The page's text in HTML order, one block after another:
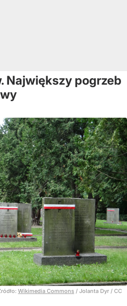
Największy pogrzeb
Wikimedia Commons / Jolanta Dyr / CC